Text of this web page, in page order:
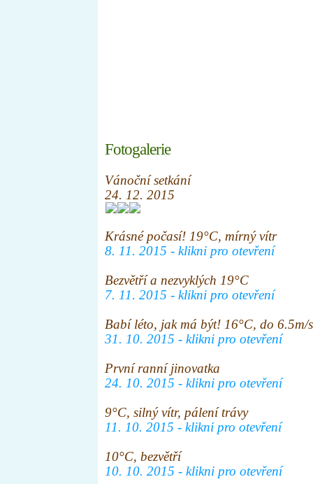
Fotogalerie
Vánoční setkání
24. 12. 2015
Krásné počasí! 19°C, mírný vítr
8. 11. 2015 - klikni pro otevření
Bezvětří a nezvyklých 19°C
7. 11. 2015 - klikni pro otevření
Babí léto, jak má být! 16°C, do 6.5m/s
31. 10. 2015 - klikni pro otevření
První ranní jinovatka
24. 10. 2015 - klikni pro otevření
9°C, silný vítr, pálení trávy
11. 10. 2015 - klikni pro otevření
10°C, bezvětří
10. 10. 2015 - klikni pro otevření